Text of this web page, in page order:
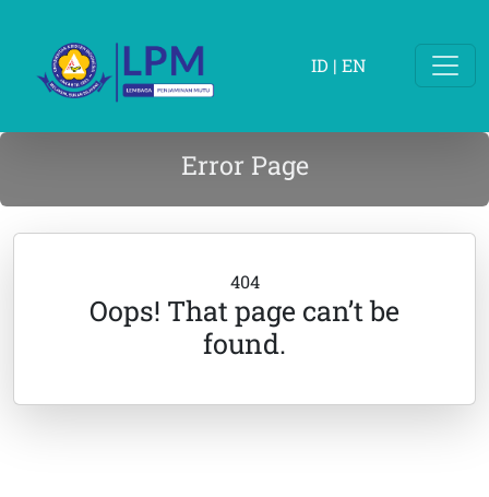
ID | EN
Error Page
404
Oops! That page can’t be
found.